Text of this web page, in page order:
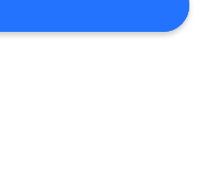
الموقع